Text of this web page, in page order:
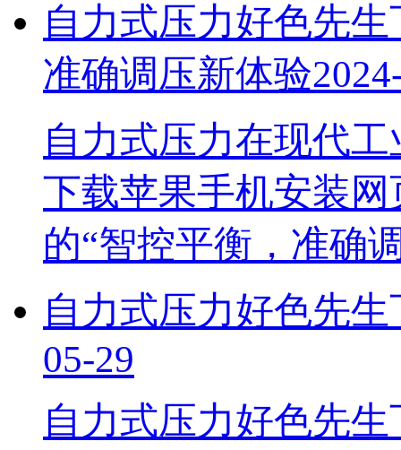
自力式压力好色先生下
准确调压新体验
自力式压力在现代工
下载苹果手机安装网
的“智控平衡，准
自力式压力好色先
05-29
自力式压力好色先